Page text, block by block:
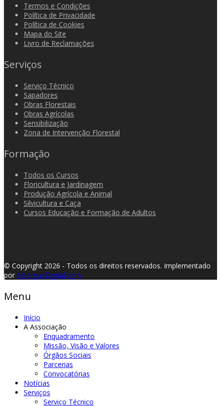
Termos e Condições
Política de Privacidade
Política de Cookies
Mapa do Site
Livro de Reclamações
Serviços
Serviço Técnico
Sapadores
Obras Florestais
Obras Agrícolas
Sensibilização
Zona de Intervenção Florestal
Formação
Todos os Cursos
Floricultura e Jardinagem
Produção Agrícola e Animal
Silvicultura e Caça
Cursos Educação e Formação de Adultos
© Copyright 2026 - Todos os direitos reservados. Implementado
por AlbergueDigital.com
Menu
Início
A Associação
Enquadramento
Missão, Visão e Valores
Órgãos Sociais
Parcerias
Convocatórias
Notícias
Serviços
Serviço Técnico